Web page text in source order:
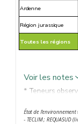
Ardenne
Région jurassique
Toutes les régions
Voir les notes
* Teneurs
REQUASUD
État de l'environnement
- TECLIM ; REQUASUD